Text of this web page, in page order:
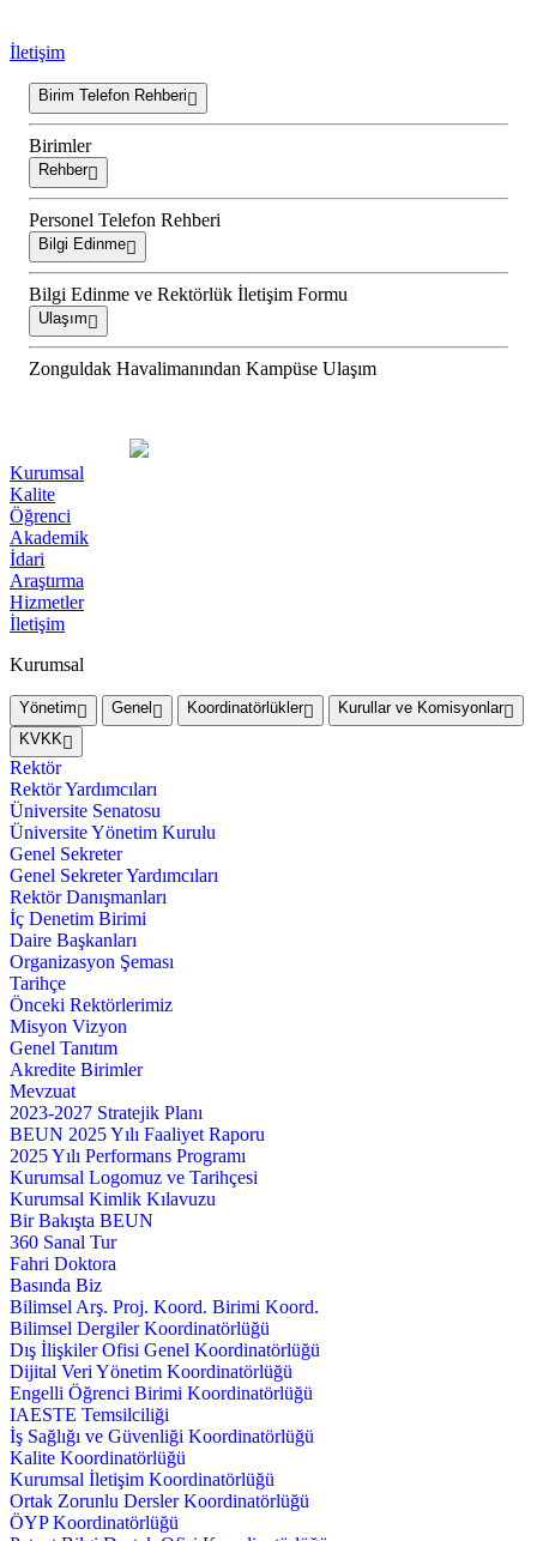
İletişim
Birim Telefon Rehberi
Birimler
Rehber
Personel Telefon Rehberi
Bilgi Edinme
Bilgi Edinme ve Rektörlük İletişim Formu
Ulaşım
Zonguldak Havalimanından Kampüse Ulaşım
Kurumsal
Kalite
Öğrenci
Akademik
İdari
Araştırma
Hizmetler
İletişim
Kurumsal
Yönetim Genel Koordinatörlükler
Kurullar ve Komisyonlar
KVKK
Rektör
Rektör Yardımcıları
Üniversite Senatosu
Üniversite Yönetim Kurulu
Genel Sekreter
Genel Sekreter Yardımcıları
Rektör Danışmanları
İç Denetim Birimi
Daire Başkanları
Organizasyon Şeması
Tarihçe
Önceki Rektörlerimiz
Misyon Vizyon
Genel Tanıtım
Akredite Birimler
Mevzuat
2023-2027 Stratejik Planı
BEUN 2025 Yılı Faaliyet Raporu
2025 Yılı Performans Programı
Kurumsal Logomuz ve Tarihçesi
Kurumsal Kimlik Kılavuzu
Bir Bakışta BEUN
360 Sanal Tur
Fahri Doktora
Basında Biz
Bilimsel Arş. Proj. Koord. Birimi Koord.
Bilimsel Dergiler Koordinatörlüğü
Dış İlişkiler Ofisi Genel Koordinatörlüğü
Dijital Veri Yönetim Koordinatörlüğü
Engelli Öğrenci Birimi Koordinatörlüğü
IAESTE Temsilciliği
İş Sağlığı ve Güvenliği Koordinatörlüğü
Kalite Koordinatörlüğü
Kurumsal İletişim Koordinatörlüğü
Ortak Zorunlu Dersler Koordinatörlüğü
ÖYP Koordinatörlüğü